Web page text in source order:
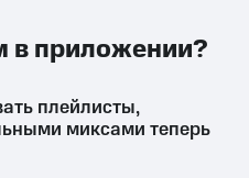
плейлисты,
миксами теперь